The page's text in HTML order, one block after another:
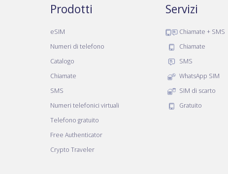
Prodotti
eSIM
Numeri di telefono
Catalogo
Chiamate
SMS
Numeri telefonici virtuali
Telefono gratuito
Free Authenticator
Crypto Traveler
Servizi
Chiamate + SMS
Chiamate
SMS
WhatsApp SIM
SIM di scarto
Gratuito